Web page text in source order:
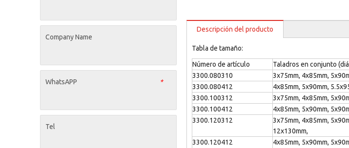
Company Name
*
WhatsAPP
Tel
Descripción del producto
Tabla de tamaño:
Número de artículo
Taladros en conjunto
3300.080310
3x75mm, 4x85mm,
3300.080412
4x85mm, 5x90mm,
3300.100312
3x75mm, 4x85mm,
3300.100412
4x85mm, 5x90mm,
3300.120312
3x75mm, 4x85mm,
12x130mm,
3300.120412
4x85mm, 5x90mm,